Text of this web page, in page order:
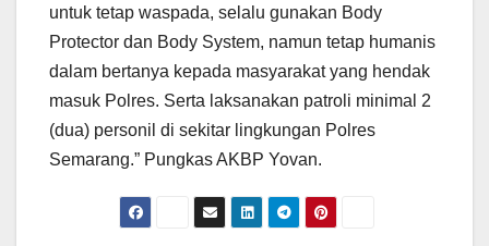
untuk tetap waspada, selalu gunakan Body
Protector dan Body System, namun tetap humanis
dalam bertanya kepada masyarakat yang hendak
masuk Polres. Serta laksanakan patroli minimal 2
(dua) personil di sekitar lingkungan Polres
Semarang.” Pungkas AKBP Yovan.